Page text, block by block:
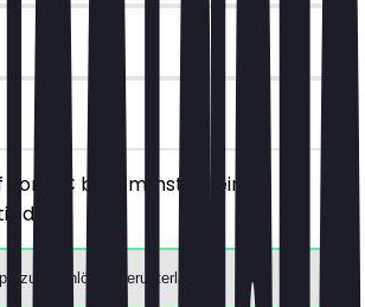
von 5€ bekommst du ein
dazu.
zum Einlösen herunterladen